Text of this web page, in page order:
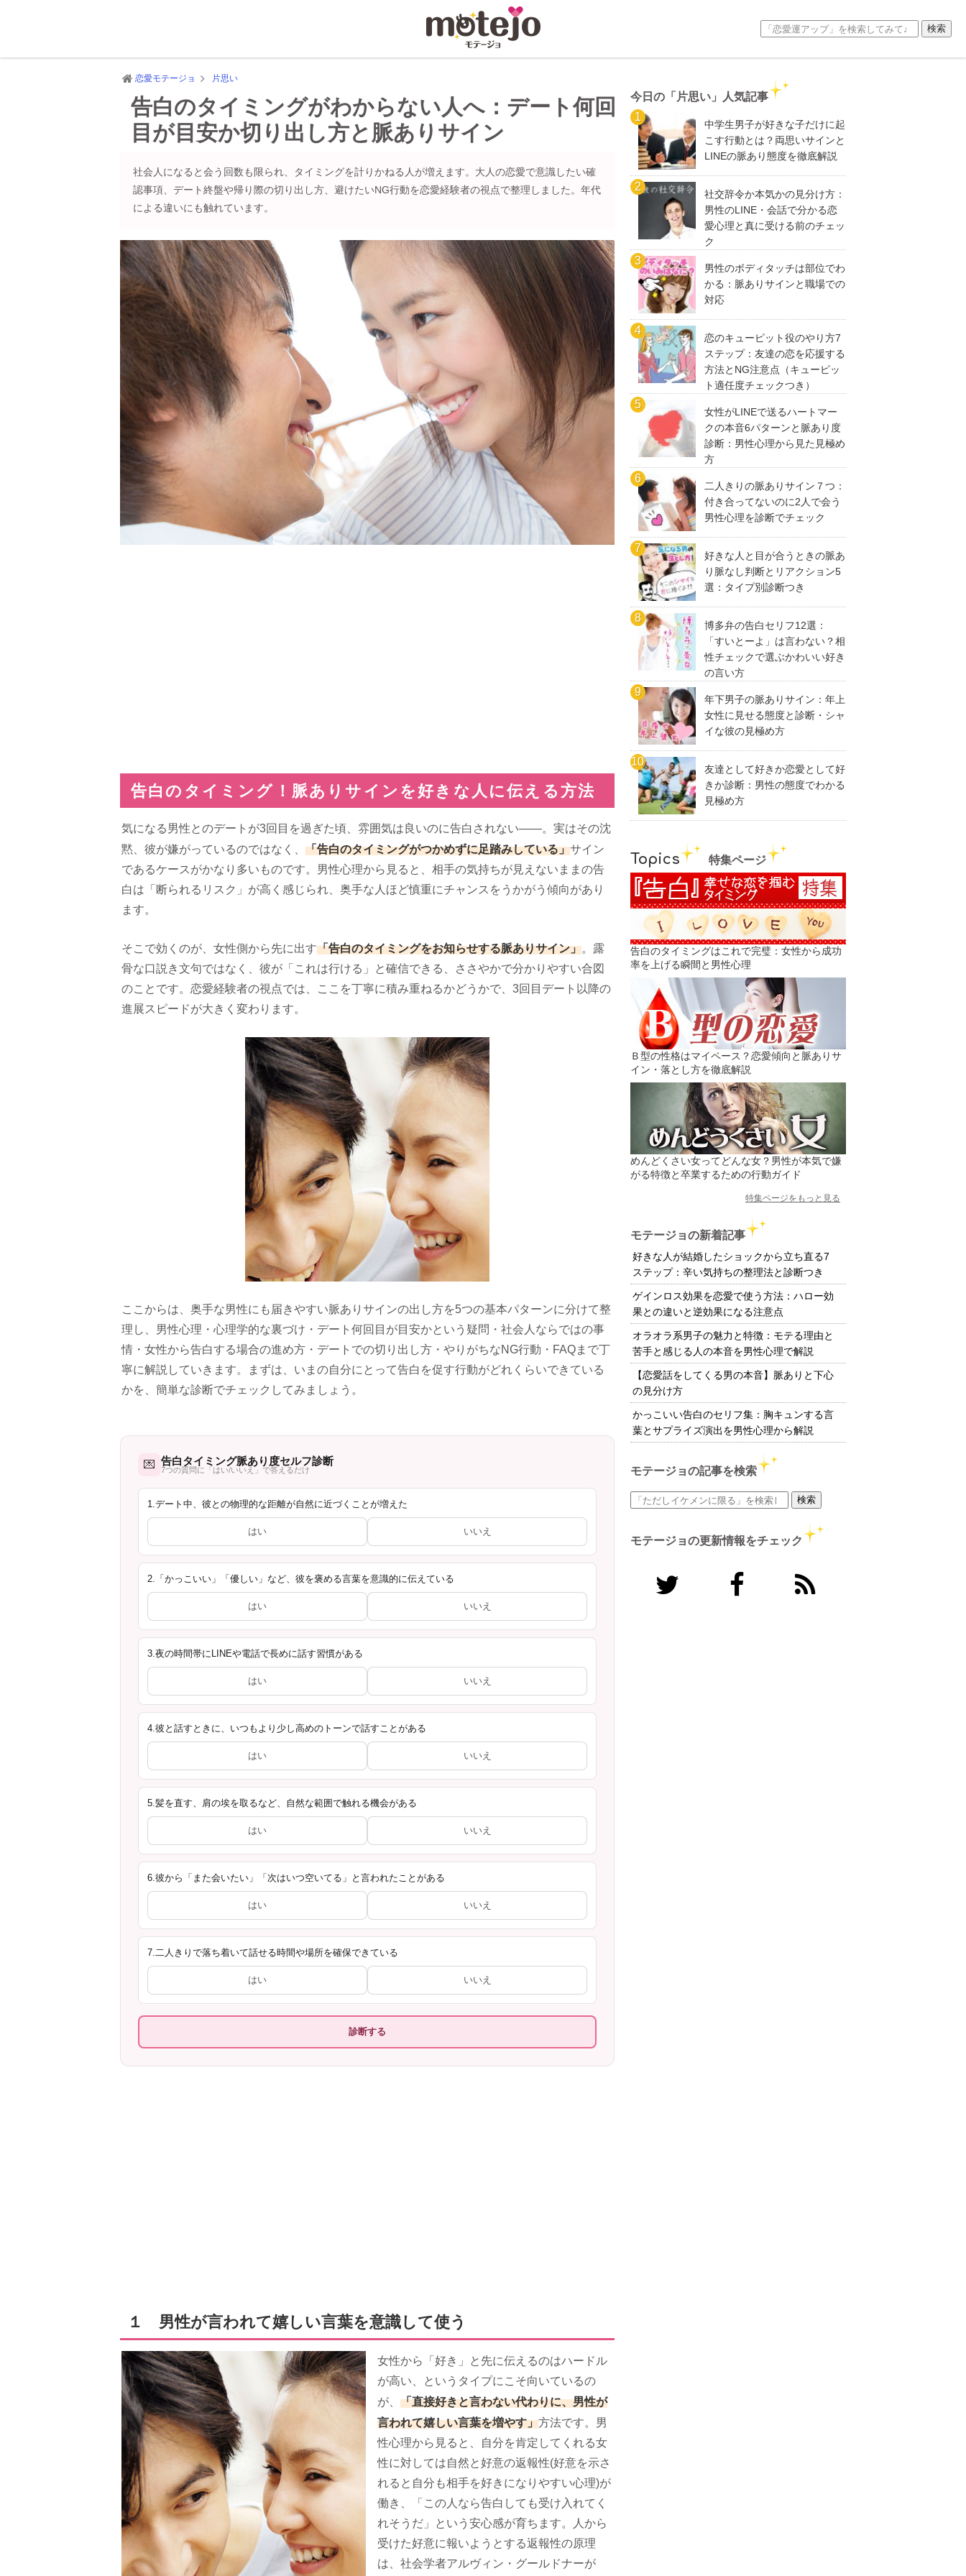
恋愛モテージョ 片思い
告白のタイミングがわからない人へ：デート何回
目が目安か切り出し方と脈ありサイン
社会人になると会う回数も限られ、タイミングを計りかねる人が増えます。大人の恋愛で意識したい確
認事項、デート終盤や帰り際の切り出し方、避けたいNG行動を恋愛経験者の視点で整理しました。年代
による違いにも触れています。
告白のタイミング！脈ありサインを好きな人に伝える方法
気になる男性とのデートが3回目を過ぎた頃、雰囲気は良いのに告白されない――。実はその沈
黙、彼が嫌がっているのではなく、 「告白のタイミングがつかめずに足踏みしている」サイン
であるケースがかなり多いものです。男性心理から見ると、相手の気持ちが見えないままの告
白は「断られるリスク」が高く感じられ、奥手な人ほど慎重にチャンスをうかがう傾向があり
ます。
そこで効くのが、女性側から先に出す「告白のタイミングをお知らせする脈ありサイン」。露
骨な口説き文句ではなく、彼が「これは行ける」と確信できる、ささやかで分かりやすい合図
のことです。恋愛経験者の視点では、ここを丁寧に積み重ねるかどうかで、3回目デート以降の
進展スピードが大きく変わります。
ここからは、奥手な男性にも届きやすい脈ありサインの出し方を5つの基本パターンに分けて整
理し、男性心理・心理学的な裏づけ・デート何回目が目安かという疑問・社会人ならではの事
情・女性から告白する場合の進め方・デートでの切り出し方・やりがちなNG行動・FAQまで丁
寧に解説していきます。まずは、いまの自分にとって告白を促す行動がどれくらいできている
かを、簡単な診断でチェックしてみましょう。
💌 告白タイミング脈あり度セルフ診断
7つの質問に「はい/いいえ」で答えるだけ
1.デート中、彼との物理的な距離が自然に近づくことが増えた
はい いいえ
2.「かっこいい」「優しい」など、彼を褒める言葉を意識的に伝えている
はい いいえ
3.夜の時間帯にLINEや電話で長めに話す習慣がある
はい いいえ
4.彼と話すときに、いつもより少し高めのトーンで話すことがある
はい いいえ
5.髪を直す、肩の埃を取るなど、自然な範囲で触れる機会がある
はい いいえ
6.彼から「また会いたい」「次はいつ空いてる」と言われたことがある
はい いいえ
7.二人きりで落ち着いて話せる時間や場所を確保できている
はい いいえ
診断する
１ 男性が言われて嬉しい言葉を意識して使う
女性から「好き」と先に伝えるのはハードル
が高い、というタイプにこそ向いているの
が、 「直接好きと言わない代わりに、男性が
言われて嬉しい言葉を増やす」方法です。男
性心理から見ると、自分を肯定してくれる女
性に対しては自然と好意の返報性(好意を示さ
れると自分も相手を好きになりやすい心理)が
働き、「この人なら告白しても受け入れてく
れそうだ」という安心感が育ちます。人から
受けた好意に報いようとする返報性の原理
は、社会学者アルヴィン・グールドナーが
今日の「片思い」人気記事
中学生男子が好きな子だけに起
こす行動とは？両思いサインと
LINEの脈あり態度を徹底解説
社交辞令か本気かの見分け方：
男性のLINE・会話で分かる恋
愛心理と真に受ける前のチェッ
ク
男性のボディタッチは部位でわ
かる：脈ありサインと職場での
対応
恋のキューピット役のやり方7
ステップ：友達の恋を応援する
方法とNG注意点（キューピッ
ト適任度チェックつき）
女性がLINEで送るハートマー
クの本音6パターンと脈あり度
診断：男性心理から見た見極め
方
二人きりの脈ありサイン７つ：
付き合ってないのに2人で会う
男性心理を診断でチェック
好きな人と目が合うときの脈あ
り脈なし判断とリアクション5
選：タイプ別診断つき
博多弁の告白セリフ12選：
「すいとーよ」は言わない？相
性チェックで選ぶかわいい好き
の言い方
年下男子の脈ありサイン：年上
女性に見せる態度と診断・シャ
イな彼の見極め方
友達として好きか恋愛として好
きか診断：男性の態度でわかる
見極め方
Topics 特集ページ
告白のタイミングはこれで完璧：女性から成功
率を上げる瞬間と男性心理
Ｂ型の性格はマイペース？恋愛傾向と脈ありサ
イン・落とし方を徹底解説
めんどくさい女ってどんな女？男性が本気で嫌
がる特徴と卒業するための行動ガイド
特集ページをもっと見る
モテージョの新着記事
好きな人が結婚したショックから立ち直る7
ステップ：辛い気持ちの整理法と診断つき
ゲインロス効果を恋愛で使う方法：ハロー効
果との違いと逆効果になる注意点
オラオラ系男子の魅力と特徴：モテる理由と
苦手と感じる人の本音を男性心理で解説
【恋愛話をしてくる男の本音】脈ありと下心
の見分け方
かっこいい告白のセリフ集：胸キュンする言
葉とサプライズ演出を男性心理から解説
モテージョの記事を検索
モテージョの更新情報をチェック